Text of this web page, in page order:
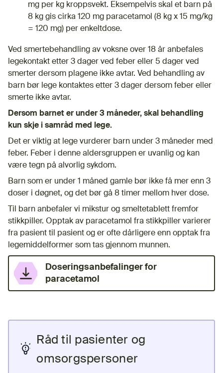
mg per kg kroppsvekt. Eksempelvis skal et barn på
8 kg gis cirka 120 mg paracetamol (8 kg x 15 mg/kg
= 120 mg) per enkeltdose.
Ved smertebehandling av voksne over 18 år anbefales
legekontakt etter 3 dager ved feber eller 5 dager ved
smerter dersom plagene ikke avtar. Ved behandling av
barn bør lege kontaktes etter 3 dager dersom feber eller
smerte ikke avtar.
Dersom barnet er under 3 måneder, skal behandling
kun skje i samråd med lege.
Det er viktig at lege vurderer barn under 3 måneder med
feber. Feber i denne aldersgruppen er uvanlig og kan
være tegn på alvorlig sykdom.
Barn som er under 1 måned gamle bør ikke få mer enn 3
doser i døgnet, og det bør gå 8 timer mellom hver dose.
Til barn anbefaler vi mikstur og smeltetablett fremfor
stikkpiller. Opptak av paracetamol fra stikkpiller varierer
fra pasient til pasient og er ofte dårligere enn opptak fra
legemiddelformer som tas gjennom munnen.
Doseringsanbefalinger for
paracetamol
(nedlastbar fil)
Råd til pasienter og
omsorgspersoner